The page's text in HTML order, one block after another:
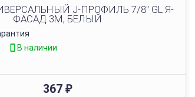
J-ПРОФИЛЬ 7/8" GL Я-
ФАСАД 3М, БЕЛЫЙ
В наличии
367 ₽